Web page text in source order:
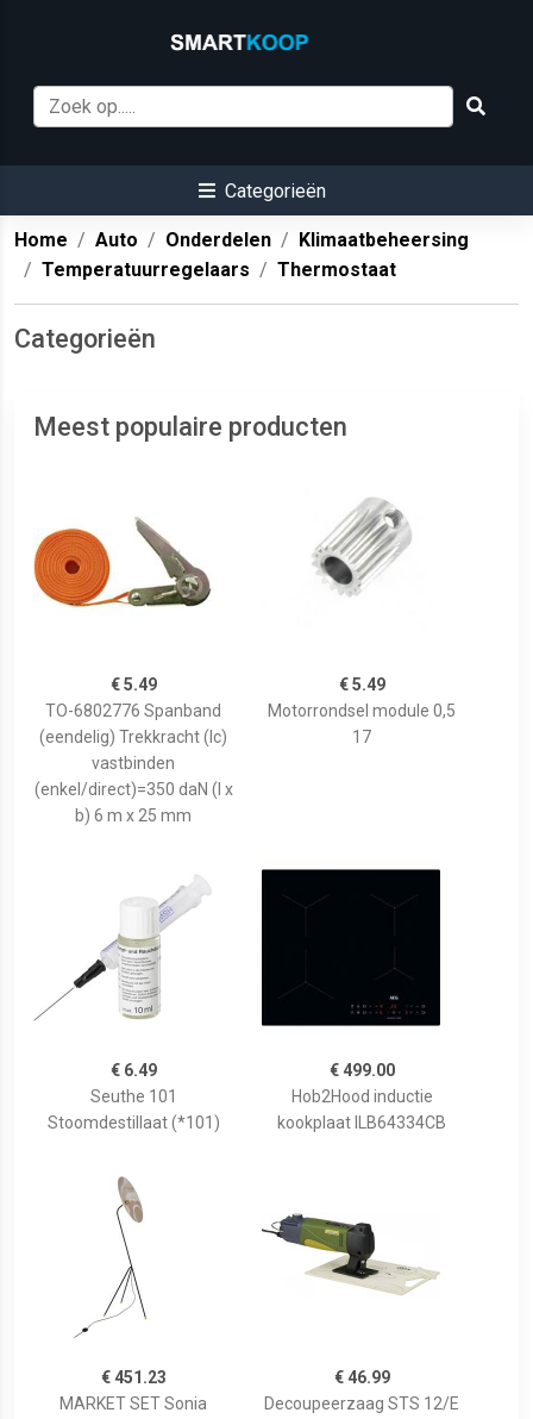
Categorieën
Home Auto Onderdelen
Klimaatbeheersing
Temperatuurregelaars
Thermostaat
Categorieën
Meest populaire producten
€ 5.49
TO-6802776 Spanband
(eendelig) Trekkracht (lc)
vastbinden
(enkel/direct)=350 daN (l x
b) 6 m x 25 mm
€ 5.49
Motorrondsel module 0,5
17
€ 6.49
Seuthe 101
Stoomdestillaat (*101)
€ 499.00
Hob2Hood inductie
kookplaat ILB64334CB
€ 451.23
MARKET SET Sonia
€ 46.99
Decoupeerzaag STS 12/E